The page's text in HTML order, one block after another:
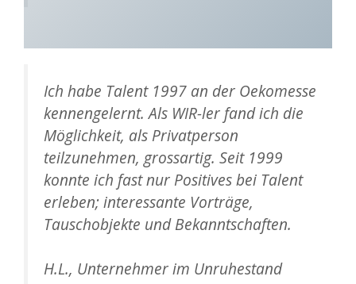
Ich habe Talent 1997 an der Oekomesse
kennengelernt. Als WIR-ler fand ich die
Möglichkeit, als Privatperson
teilzunehmen, grossartig. Seit 1999
konnte ich fast nur Positives bei Talent
erleben; interessante Vorträge,
Tauschobjekte und Bekanntschaften.
H.L., Unternehmer im Unruhestand